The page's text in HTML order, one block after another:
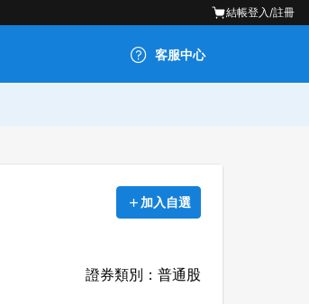
結帳登入/註冊
客服中心
加入自選
證券類別：普通股